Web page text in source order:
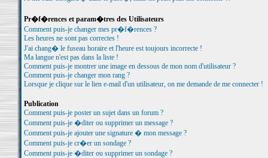
Pr�f�rences et param�tres des Utilisateurs
Comment puis-je changer mes pr�f�rences ?
Les heures ne sont pas correctes !
J'ai chang� le fuseau horaire et l'heure est toujours incorrecte !
Ma langue n'est pas dans la liste !
Comment puis-je montrer une image en dessous de mon nom d'utilisateur ?
Comment puis-je changer mon rang ?
Lorsque je clique sur le lien e-mail d'un utilisateur, on me demande de me connecter !
Publication
Comment puis-je poster un sujet dans un forum ?
Comment puis-je �diter ou supprimer un message ?
Comment puis-je ajouter une signature � mon message ?
Comment puis-je cr�er un sondage ?
Comment puis-je �diter ou supprimer un sondage ?